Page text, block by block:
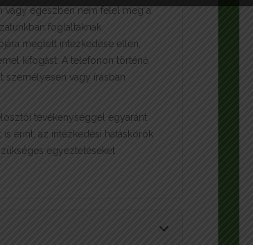
vagy egészben nem felel meg a
foglaltaknak.
megtett intézkedése ellen,
kifogást. A telefonon történő
személyesen vagy írásban
tevékenységgel egyaránt
érint, az intézkedési hatáskörök
egyeztetéseket